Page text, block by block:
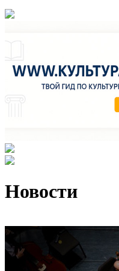
Новости